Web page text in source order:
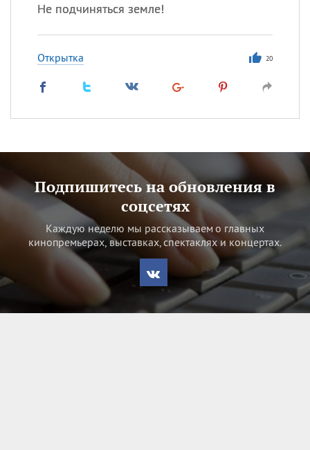
Не подчиняться земле!
Открытка 20
Подпишитесь на обновления в
соцсетях
Каждую неделю мы рассказываем о главных
кинопремьерах, выставках, спектаклях и концертах.